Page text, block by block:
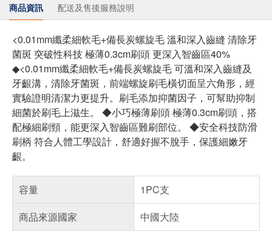
商品資訊 配送及售後服務說明
<0.01mm纖柔細軟毛+備長炭螺旋毛 溫和深入齒縫 清除牙
菌斑 突破性科技 極薄0.3cm刷頭 更深入智齒區40%
◆<0.01mm纖柔細軟毛+備長炭螺旋毛 可溫和深入齒縫及
牙齦溝，清除牙菌斑，前端螺旋刷毛橫切面呈六角形，經
實驗證明清潔力更提升。刷毛添加抑菌因子，可幫助抑制
細菌於刷毛上滋生。 ◆小巧極薄刷頭 極薄0.3cm刷頭，搭
配極細刷頸，能更深入智齒區難刷部位。 ◆安全科技防滑
刷柄 符合人體工學設計，舒適好握不脫手，保護細嫩牙
齦。
容量
1PC支
商品來源國家
中國大陸